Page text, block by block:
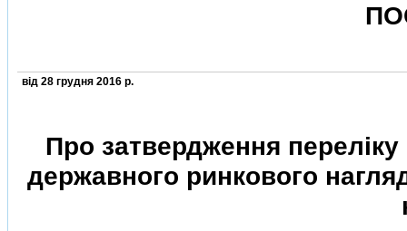
вiд 28 грудня 2016 р.
Про затвердження
державного ринкового